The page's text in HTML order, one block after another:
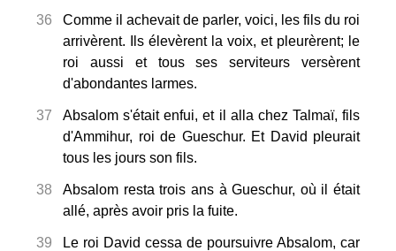
36
Comme il achevait de parler, voici, les fils du roi
arrivèrent. Ils élevèrent la voix, et pleurèrent; le
roi aussi et tous ses serviteurs versèrent
d'abondantes larmes.
37
Absalom s'était enfui, et il alla chez Talmaï, fils
d'Ammihur, roi de Gueschur. Et David pleurait
tous les jours son fils.
38
Absalom resta trois ans à Gueschur, où il était
allé, après avoir pris la fuite.
39
Le roi David cessa de poursuivre Absalom, car